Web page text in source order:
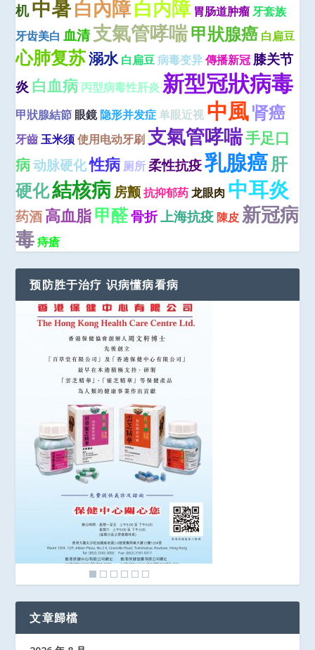
机中暑白內障白内障 胃肠道肿瘤 牙套族
牙齿美白 血清支氣管哮喘甲狀腺癌 白扁豆
心肺复苏溺水 白扁豆 病毒变异 傳播新冠 膝关节
炎 白血病 丙型病毒性肝炎 新型冠狀病毒
甲狀腺結節 眼鏡隐形并发症 单眼近视 中風肾癌
牙齒 玉米须 使用电动牙刷 支氣管哮喘手足口
病动脉硬化性病 厕所 柔性抗疫乳腺癌肝
硬化結核病房颤 抗抑郁药 龙眼肉 中耳炎
药酒高血脂甲醛骨折上海抗疫 陳皮 新冠病
毒 痔瘡
预防胜于治疗 识病懂病看病
文章歸檔